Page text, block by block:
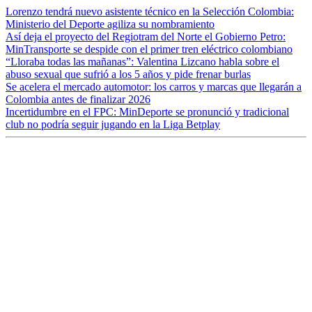
Lorenzo tendrá nuevo asistente técnico en la Selección Colombia:
Ministerio del Deporte agiliza su nombramiento
Así deja el proyecto del Regiotram del Norte el Gobierno Petro:
MinTransporte se despide con el primer tren eléctrico colombiano
“Lloraba todas las mañanas”: Valentina Lizcano habla sobre el
abuso sexual que sufrió a los 5 años y pide frenar burlas
Se acelera el mercado automotor: los carros y marcas que llegarán a
Colombia antes de finalizar 2026
Incertidumbre en el FPC: MinDeporte se pronunció y tradicional
club no podría seguir jugando en la Liga Betplay